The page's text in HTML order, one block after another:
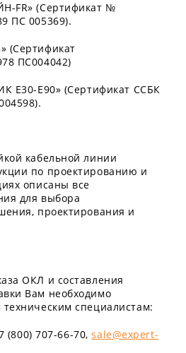
FR» (Сертификат №
ПС 005369).
(Сертификат
ПС004042)
Е30-Е90» (Сертификат ССБК
кабельной линии
по проектированию и
описаны все
для выбора
проектирования и
ОКЛ и составления
Вам необходимо
специалистам:
(800) 707-66-70,sale@expert-